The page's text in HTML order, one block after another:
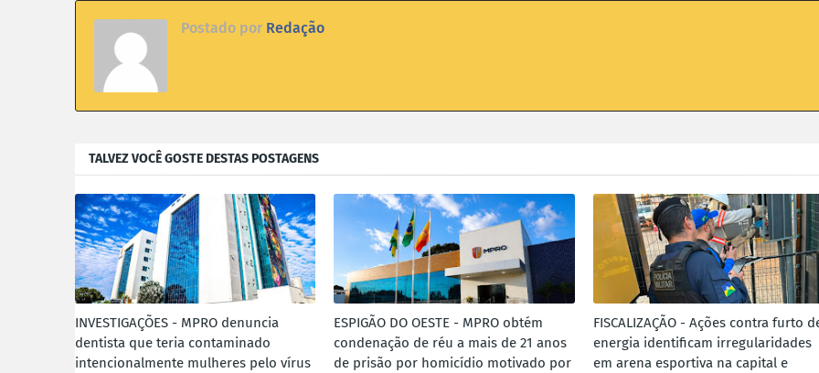
Postado por Redação
TALVEZ VOCÊ GOSTE DESTAS POSTAGENS
INVESTIGAÇÕES - MPRO denuncia
dentista que teria contaminado
intencionalmente mulheres pelo vírus
ESPIGÃO DO OESTE - MPRO obtém
condenação de réu a mais de 21 anos
de prisão por homicídio motivado por
FISCALIZAÇÃO - Ações contra furto
energia identificam irregularidades
em arena esportiva na capital e